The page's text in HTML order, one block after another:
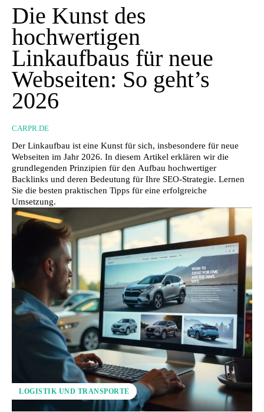
Die Kunst des
hochwertigen
Linkaufbaus für neue
Webseiten: So geht’s
2026
CARPR.DE
Der Linkaufbau ist eine Kunst für sich, insbesondere für neue
Webseiten im Jahr 2026. In diesem Artikel erklären wir die
grundlegenden Prinzipien für den Aufbau hochwertiger
Backlinks und deren Bedeutung für Ihre SEO-Strategie. Lernen
Sie die besten praktischen Tipps für eine erfolgreiche
Umsetzung.
LOGISTIK UND TRANSPORTE